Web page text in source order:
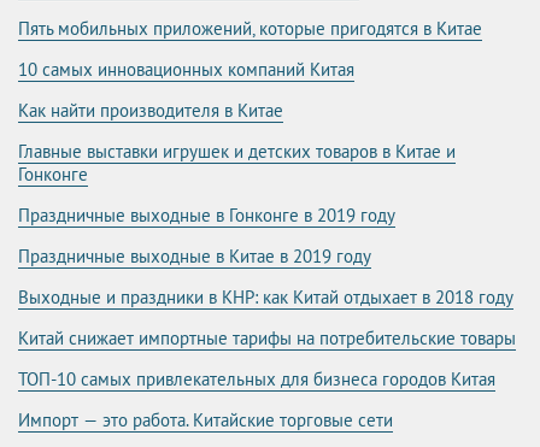
Пять мобильных приложений, которые пригодятся в Китае
10 самых инновационных компаний Китая
Как найти производителя в Китае
Главные выставки игрушек и детских товаров в Китае и
Гонконге
Праздничные выходные в Гонконге в 2019 году
Праздничные выходные в Китае в 2019 году
Выходные и праздники в КНР: как Китай отдыхает в 2018 году
Китай снижает импортные тарифы на потребительские товары
ТОП-10 самых привлекательных для бизнеса городов Китая
Импорт — это работа. Китайские торговые сети